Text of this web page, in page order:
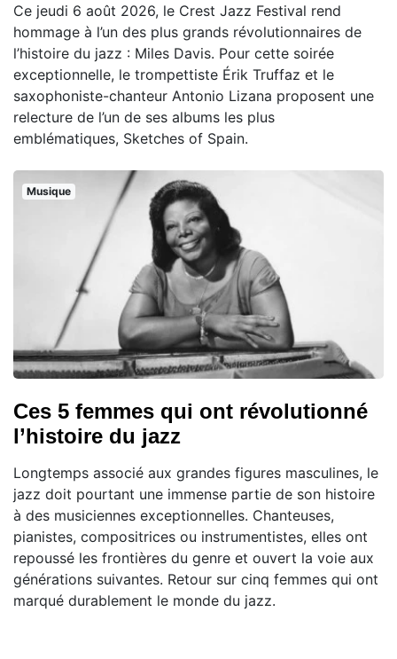
Ce jeudi 6 août 2026, le Crest Jazz Festival rend
hommage à l’un des plus grands révolutionnaires de
l’histoire du jazz : Miles Davis. Pour cette soirée
exceptionnelle, le trompettiste Érik Truffaz et le
saxophoniste-chanteur Antonio Lizana proposent une
relecture de l’un de ses albums les plus
emblématiques, Sketches of Spain.
Musique
Ces 5 femmes qui ont révolutionné
l’histoire du jazz
Longtemps associé aux grandes figures masculines, le
jazz doit pourtant une immense partie de son histoire
à des musiciennes exceptionnelles. Chanteuses,
pianistes, compositrices ou instrumentistes, elles ont
repoussé les frontières du genre et ouvert la voie aux
générations suivantes. Retour sur cinq femmes qui ont
marqué durablement le monde du jazz.